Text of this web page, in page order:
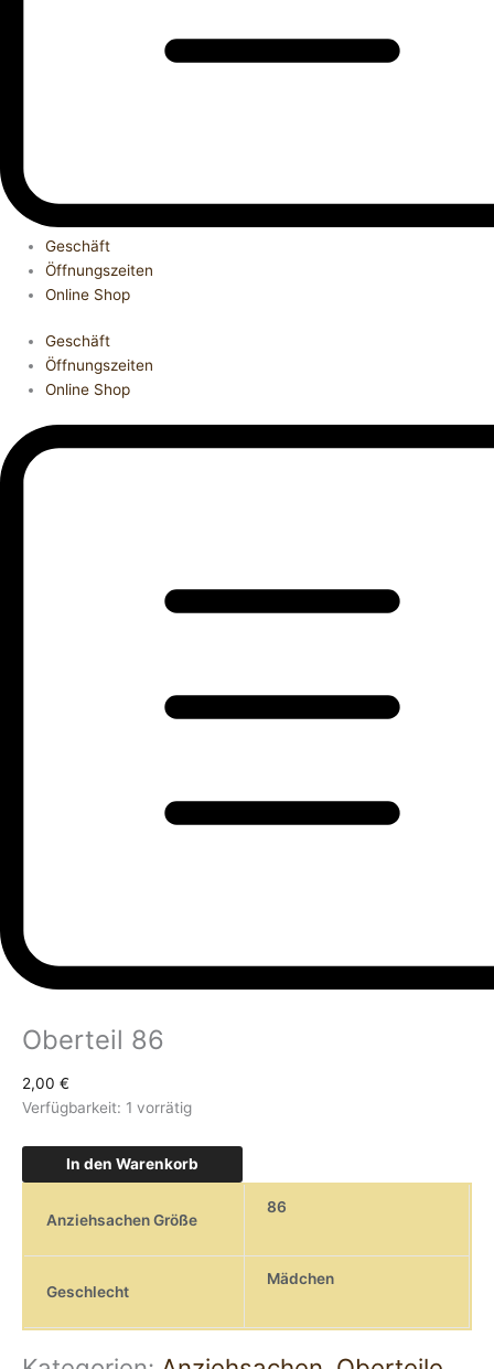
Geschäft
Öffnungszeiten
Online Shop
Geschäft
Öffnungszeiten
Online Shop
Oberteil 86
2,00 €
Verfügbarkeit: 1 vorrätig
In den Warenkorb
Anziehsachen Größe
86
Geschlecht
Mädchen